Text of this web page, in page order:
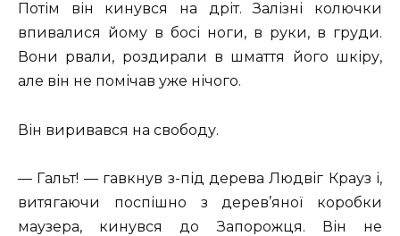
Потім він кинувся на дріт. Залізні колючки
впивалися йому в босі ноги, в руки, в груди.
Вони рвали, роздирали в шмаття його шкіру,
але він не помічав уже нічого.
Він виривався на свободу.
— Гальт! — гавкнув з-під дерева Людвіг Крауз і,
витягаючи поспішно з дерев’яної коробки
маузера, кинувся до Запорожця. Він не